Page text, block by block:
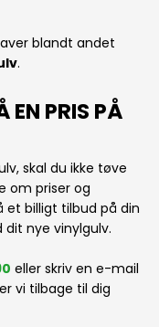
blandt andet
.​
EN PRIS PÅ
skal du ikke tøve
om priser og
et billigt tilbud på din
nye vinylgulv.
eller skriv en e-mail
vi tilbage til dig